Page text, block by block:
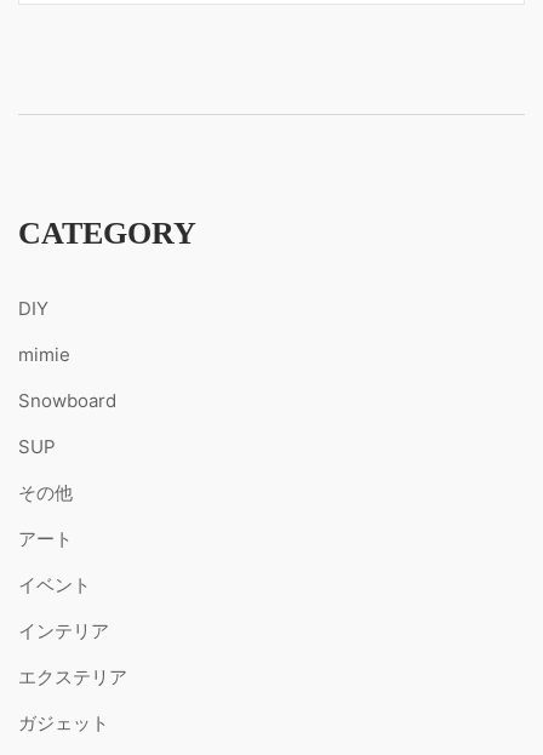
CATEGORY
DIY
mimie
Snowboard
SUP
その他
アート
イベント
インテリア
エクステリア
ガジェット